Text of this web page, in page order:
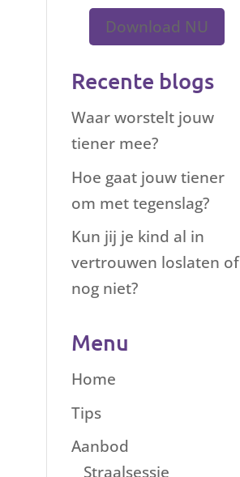
Download NU
Recente blogs
Waar worstelt jouw
tiener mee?
Hoe gaat jouw tiener
om met tegenslag?
Kun jij je kind al in
vertrouwen loslaten of
nog niet?
Menu
Home
Tips
Aanbod
Straalsessie